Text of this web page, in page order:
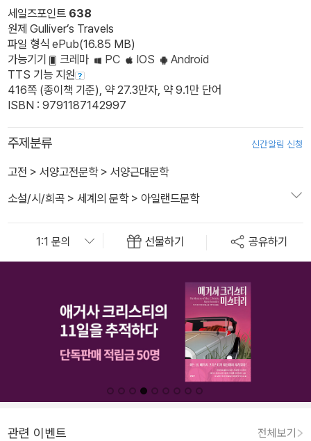
세일즈포인트 638
원제 Gulliver’s Travels
파일 형식 ePub(16.85 MB)
가능기기
크레마 PC IOS
Android
TTS 기능 지원
416쪽 (종이책 기준), 약 27.3만자, 약 9.1만 단어
ISBN : 9791187142997
주제분류 신간알림 신청
고전 > 서양고전문학> 서양근대문학
소설/시/희곡 > 세계의 문학> 아일랜드문학
선물하기 공유하기
관련 이벤트 전체보기